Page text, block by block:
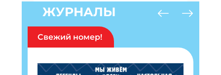
ЖУРНАЛЫ
Свежий номер!